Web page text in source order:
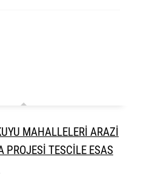
MAHALLELERİ ARAZİ
PROJESİ TESCİLE ESAS